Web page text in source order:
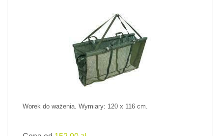
ZOBACZ PRODUKT
Worek do ważenia. Wymiary: 120 x 116 cm.